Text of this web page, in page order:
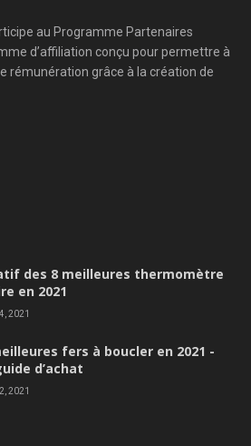
au Programme Partenaires
d’affiliation conçu pour permettre à
rémunération grâce à la création de
des 8 meilleures thermomètre
en 2021
2021
fers à boucler en 2021 -
d’achat
2021